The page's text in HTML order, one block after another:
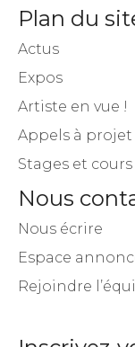
Plan du
Actus
Expos
Artiste en vue !
Appels à projet
Stages et cours
Nous
Nous écrire
Espace
Rejoindre